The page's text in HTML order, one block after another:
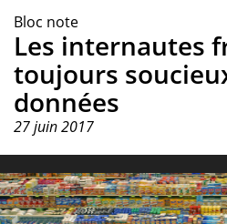
Bloc note
Les internautes
toujours
données
27 juin 2017